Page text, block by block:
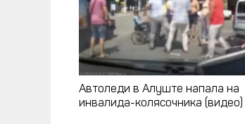
Автоледи в Алуште напала на
инвалида-колясочника (видео)